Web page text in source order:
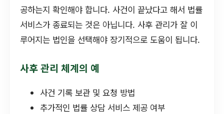
공하는지 확인해야 합니다. 사건이 끝났다고 해서 법률
서비스가 종료되는 것은 아닙니다. 사후 관리가 잘 이
루어지는 법인을 선택해야 장기적으로 도움이 됩니다.
사후 관리 체계의 예
사건 기록 보관 및 요청 방법
추가적인 법률 상담 서비스 제공 여부